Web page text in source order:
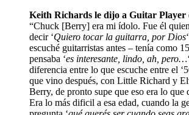
Keith Richards le dijo a Guitar Player
“Chuck [Berry] era mi ídolo. Fue él
decir ‘Quiero tocar la guitarra, por Dios
escuché guitarristas antes – tenía como
pensaba ‘es interesante, lindo, ah, pero…
diferencia entre lo que escuche entre el
que vino después, con Little Richard y
Berry, de pronto supe que eso era lo que
Era lo más dificil a esa edad, cuando la